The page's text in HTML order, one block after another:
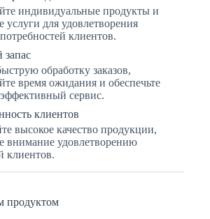
индивидуальные продукты и
услуги для удовлетворения
клиентов.
запас
обработку заказов,
время ожидания и обеспечьте
сервис.
клиентов
высокое качество продукции,
внимание удовлетворению
клиентов.
продуктом